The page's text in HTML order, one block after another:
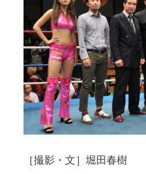
［撮影・文］堀田春樹